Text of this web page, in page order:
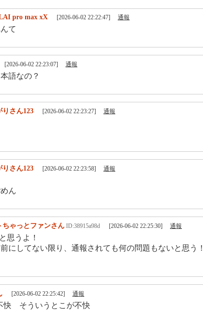
pro max xX [2026-06-02 22:22:47] 通報
て
[2026-06-02 22:23:07] 通報
語なの？
りさん123 [2026-06-02 22:23:27] 通報
りさん123 [2026-06-02 22:23:58] 通報
ん
ちゃっとファンさん ID:38915a98d [2026-06-02 22:25:30] 通報
思うよ！
にしてない限り、通報されても何の問題もないと思う
[2026-06-02 22:25:42] 通報
快 そういうとこが不快